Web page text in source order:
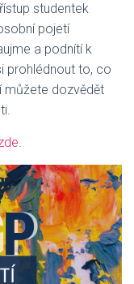
studentek
pojetí
a podnítí k
prohlédnout to, co
můžete dozvědět
.